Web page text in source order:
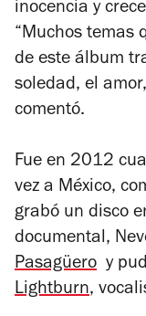
inocencia y
“Muchos temas
de este álbum
soledad, el
comentó.
Fue en 2012
vez a México,
grabó un disco
documental,
Pasagüero y
Lightburn,